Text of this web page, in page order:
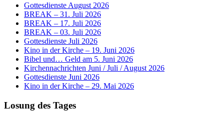
Gottesdienste August 2026
BREAK – 31. Juli 2026
BREAK – 17. Juli 2026
BREAK – 03. Juli 2026
Gottesdienste Juli 2026
Kino in der Kirche – 19. Juni 2026
Bibel und… Geld am 5. Juni 2026
Kirchennachrichten Juni / Juli / August 2026
Gottesdienste Juni 2026
Kino in der Kirche – 29. Mai 2026
Losung des Tages